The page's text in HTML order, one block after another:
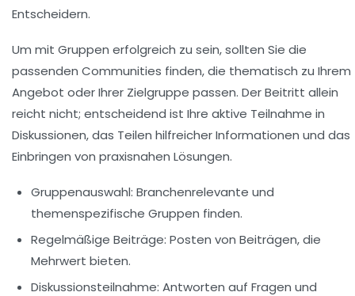
Entscheidern.
Um mit Gruppen erfolgreich zu sein, sollten Sie die
passenden Communities finden, die thematisch zu Ihrem
Angebot oder Ihrer Zielgruppe passen. Der Beitritt allein
reicht nicht; entscheidend ist Ihre aktive Teilnahme in
Diskussionen, das Teilen hilfreicher Informationen und das
Einbringen von praxisnahen Lösungen.
Gruppenauswahl: Branchenrelevante und
themenspezifische Gruppen finden.
Regelmäßige Beiträge: Posten von Beiträgen, die
Mehrwert bieten.
Diskussionsteilnahme: Antworten auf Fragen und